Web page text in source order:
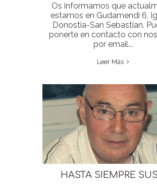
Os informamos que
estamos en Gudamendi 6,
Donostia-San Sebastian.
ponerte en contacto con
por email...
Leer Más
HASTA SIEMPRE